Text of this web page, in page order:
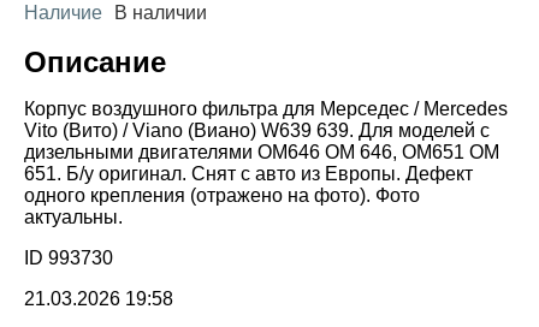
Наличие
В наличии
Описание
Корпус воздушного фильтра для Мерседес / Mercedes
Vito (Вито) / Viano (Виано) W639 639. Для моделей с
дизельными двигателями OM646 OM 646, OM651 OM
651. Б/у оригинал. Снят с авто из Европы. Дефект
одного крепления (отражено на фото). Фото
актуальны.
ID 993730
21.03.2026 19:58